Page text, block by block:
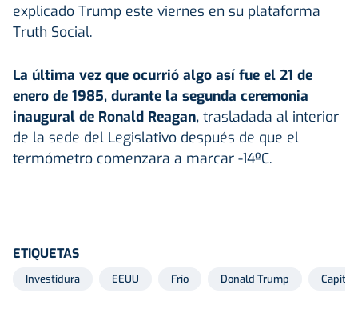
explicado Trump este viernes en su plataforma
Truth Social.
La última vez que ocurrió algo así fue el 21 de
enero de 1985, durante la segunda ceremonia
inaugural de Ronald Reagan, trasladada al interior
de la sede del Legislativo después de que el
termómetro comenzara a marcar -14ºC.
ETIQUETAS
Investidura EEUU Frío Donald Trump